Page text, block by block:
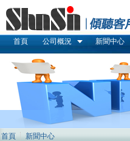
首頁 公司概況 新聞中心
首頁 新聞中心